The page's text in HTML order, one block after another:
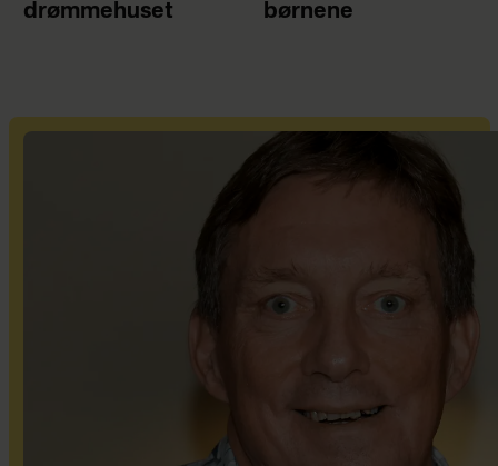
drømmehuset
børnene